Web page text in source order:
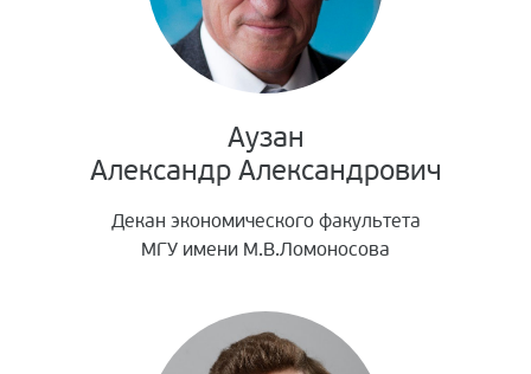
Аузан
Александр Александрович
Декан экономического факультета
МГУ имени М.В.Ломоносова